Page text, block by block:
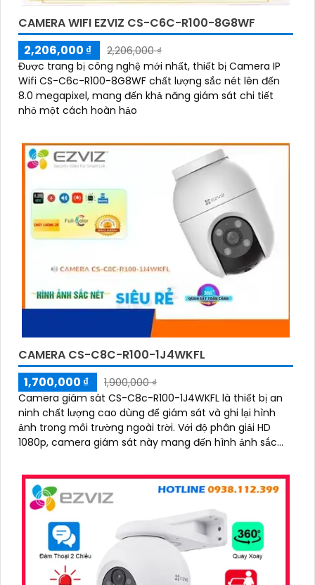
CAMERA WIFI EZVIZ CS-C6C-R100-8G8WF
2,206,000 ₫
2,206,000 ₫
Được trang bị công nghệ mới nhất, thiết bị Camera IP
Wifi CS-C6c-R100-8G8WF chất lượng sắc nét lên đến
8.0 megapixel, mang đến khả năng giám sát chi tiết
nhỏ một cách hoàn hảo
CAMERA CS-C8C-R100-1J4WKFL
1,700,000 ₫
1,900,000 ₫
Camera giám sát CS-C8c-R100-1J4WKFL là thiết bị an
ninh chất lượng cao dùng để giám sát và ghi lại hình
ảnh trong môi trường ngoài trời. Với độ phân giải HD
1080p, camera giám sát này mang đến hình ảnh sắc